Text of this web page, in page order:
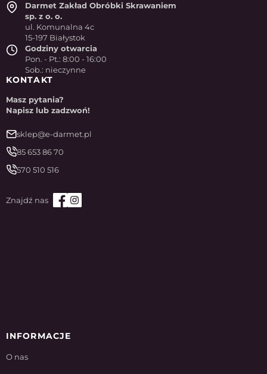
Darmet Zakład Obróbki Skrawaniem
sp. z o. o.
ul. Komunalna 4c
15-197 Białystok
Godziny otwarcia
Pon. - Pt.: 8:00 - 16:00
Sob.: nieczynne
KONTAKT
Masz pytania?
Napisz lub zadzwoń!
sklep@e-darmet.pl
85 653 86 70
570 510 516
INFORMACJE
O nas